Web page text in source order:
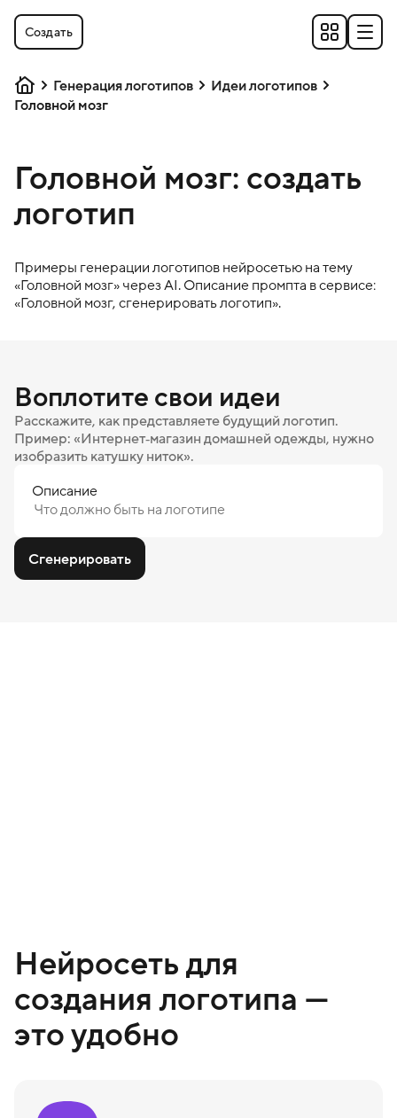
Создать
Генерация логотипов
Идеи логотипов
Головной мозг
Головной мозг: создать
логотип
Примеры генерации логотипов нейросетью на тему
«Головной мозг» через AI. Описание промпта в сервисе:
«Головной мозг, сгенерировать логотип».
Воплотите свои идеи
Расскажите, как представляете будущий логотип.
Пример: «Интернет‑магазин домашней одежды, нужно
изобразить катушку ниток».
Описание
Сгенерировать
Нейросеть для
создания логотипа —
это удобно